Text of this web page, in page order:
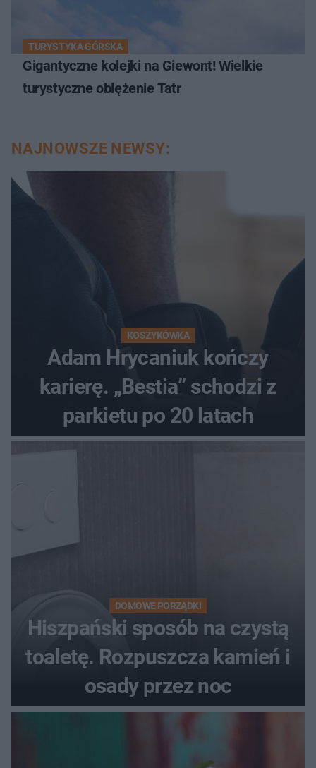
TURYSTYKA GÓRSKA
Gigantyczne kolejki na Giewont! Wielkie
turystyczne oblężenie Tatr
NAJNOWSZE NEWSY:
KOSZYKÓWKA
Adam Hrycaniuk kończy
karierę. „Bestia” schodzi z
parkietu po 20 latach
DOMOWE PORZĄDKI
Hiszpański sposób na czystą
toaletę. Rozpuszcza kamień i
osady przez noc